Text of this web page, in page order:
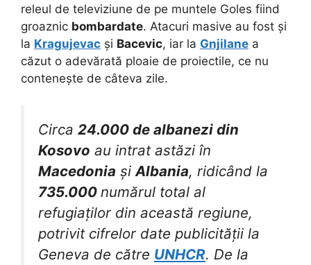
releul de televiziune de pe muntele Goles fiind
groaznic bombardate. Atacuri masive au fost și
la Kragujevac și Bacevic, iar la Gnjilane a
căzut o adevărată ploaie de proiectile, ce nu
contenește de câteva zile.
Circa 24.000 de albanezi din
Kosovo au intrat astăzi în
Macedonia și Albania, ridicând la
735.000 numărul total al
refugiaților din această regiune,
potrivit cifrelor date publicității la
Geneva de către UNHCR. De la